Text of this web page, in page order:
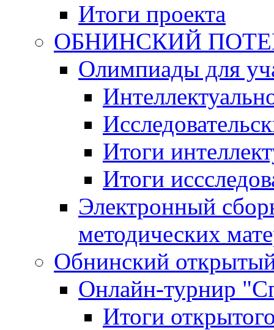
Итоги проекта
ОБНИНСКИЙ
Олимпиады для
Итоги
Итоги
Электронный
методических
Обнинский
Онлайн-турнир
Итоги